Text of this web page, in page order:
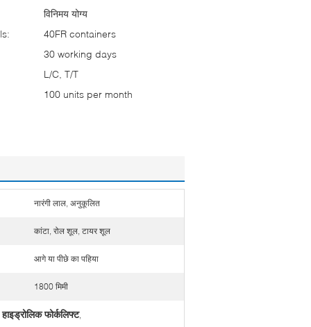
विनिमय योग्य
40FR containers
30 working days
L/C, T/T
100 units per month
नारंगी लाल, अनुकूलित
कांटा, रोल शूल, टायर शूल
आगे या पीछे का पहिया
1800 मिमी
फोर्कलिफ्ट,